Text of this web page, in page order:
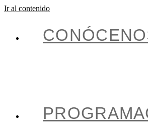
Ir al contenido